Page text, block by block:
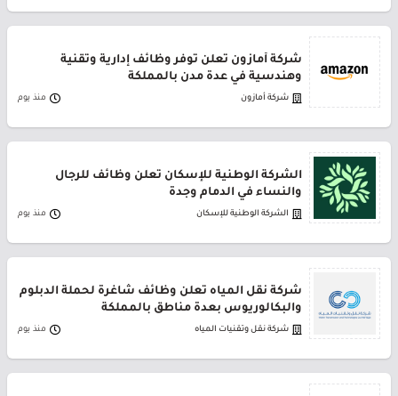
شركة أمازون تعلن توفر وظائف إدارية وتقنية
وهندسية في عدة مدن بالمملكة
شركة أمازون منذ يوم
الشركة الوطنية للإسكان تعلن وظائف للرجال
والنساء في الدمام وجدة
الشركة الوطنية للإسكان منذ يوم
شركة نقل المياه تعلن وظائف شاغرة لحملة الدبلوم
والبكالوريوس بعدة مناطق بالمملكة
شركة نقل وتقنيات المياه منذ يوم